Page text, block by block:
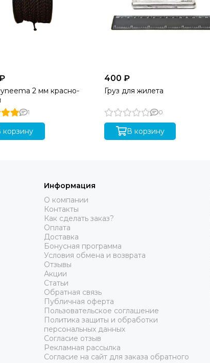
2 мм красно-
1
корзину
400 ₽
Груз для жилета
0
В корзину
Информация
О компании
Контакты
Как сделать заказ?
Оплата
Доставка
Бонусная программа
Условия обмена и возврата
Отзывы
Акции
Статьи
Обратная связь
Публичная оферта
Пользовательское соглашение
Политика защиты и обработки
персональных данных
Согласие отзыв
Рекламная рассылка
Согласие на сайт для заказа обратного